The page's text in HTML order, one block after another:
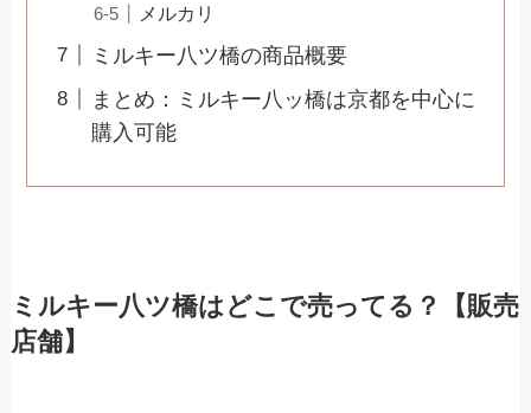
メルカリ
ミルキー八ツ橋の商品概要
まとめ：ミルキー八ッ橋は京都を中心に
購入可能
ミルキー八ツ橋はどこで売ってる？【販売
店舗】